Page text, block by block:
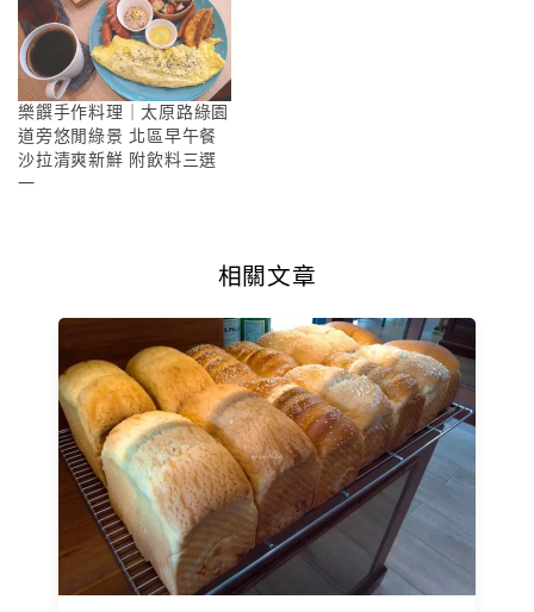
樂饌手作料理｜太原路綠園
道旁悠閒綠景 北區早午餐
沙拉清爽新鮮 附飲料三選
一
相關文章